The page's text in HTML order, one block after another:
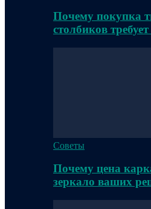
Почему покупка
столбиков
Советы
Почему цена
зеркало ваших